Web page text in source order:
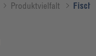
Produktvielfalt Fisch